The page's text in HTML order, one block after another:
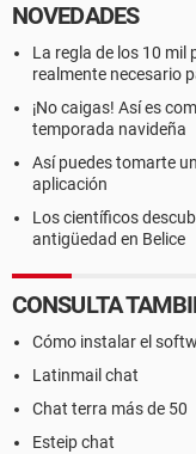
NOVEDADES
La regla de los 10 mil
realmente necesario
¡No caigas! Así es
temporada navideña
Así puedes tomarte
aplicación
Los científicos
antigüedad en Belice
CONSULTA
Cómo instalar el
Latinmail chat
Chat terra más de 50
Esteip chat